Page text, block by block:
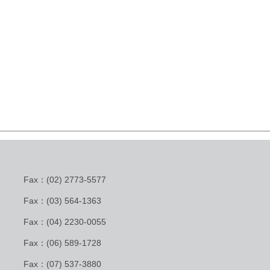
Fax：(02) 2773-5577
Fax：(03) 564-1363
Fax：(04) 2230-0055
Fax：(06) 589-1728
Fax：(07) 537-3880